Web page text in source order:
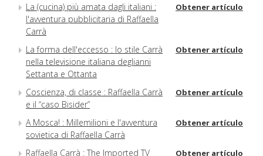
La (cucina) più amata dagli italiani :
l'avventura pubblicitaria di Raffaella
Carrà
Obtener artículo
La forma dell'eccesso : lo stile Carrà
nella televisione italiana deglianni
Settanta e Ottanta
Obtener artículo
Coscienza, di classe : Raffaella Carrà
e il “caso Bisider”
Obtener artículo
A Mosca! : Millemilioni e l'avventura
sovietica di Raffaella Carrà
Obtener artículo
Raffaella Carrà : The Imported TV
Obtener artículo